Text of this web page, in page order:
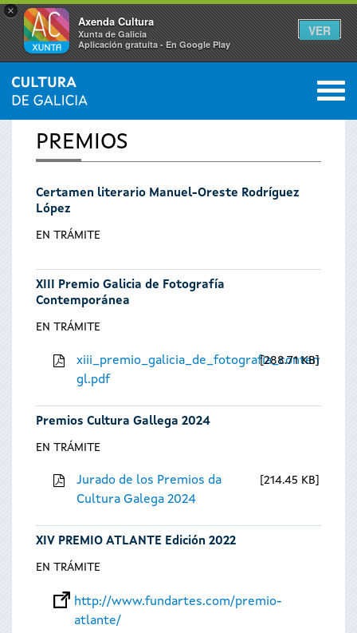
×
Axenda Cultura
Xunta de Galicia
Aplicación gratuíta - En Google Play
VER
Se
encuentra
usted
aquí
INICIO 0
PREMIOS
Certamen literario Manuel-Oreste Rodríguez
López
EN TRÁMITE
XIII Premio Galicia de Fotografía
Contemporánea
EN TRÁMITE
gl.pdf
288.71 KB
Premios Cultura Gallega 2024
EN TRÁMITE
Jurado de los Premios da
Cultura Galega 2024
214.45 KB
XIV PREMIO ATLANTE Edición 2022
EN TRÁMITE
http://www.fundartes.com/premio-
atlante/